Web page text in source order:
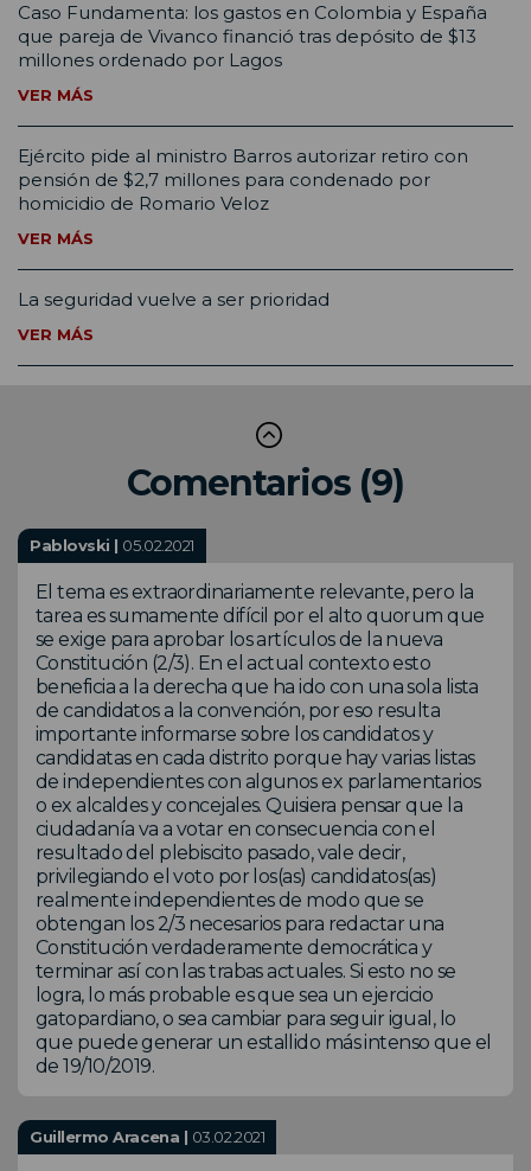
Caso Fundamenta: los gastos en Colombia y España
que pareja de Vivanco financió tras depósito de $13
millones ordenado por Lagos
VER MÁS
Ejército pide al ministro Barros autorizar retiro con
pensión de $2,7 millones para condenado por
homicidio de Romario Veloz
VER MÁS
La seguridad vuelve a ser prioridad
VER MÁS
Comentarios (9)
Pablovski | 05.02.2021
El tema es extraordinariamente relevante, pero la
tarea es sumamente difícil por el alto quorum que
se exige para aprobar los artículos de la nueva
Constitución (2/3). En el actual contexto esto
beneficia a la derecha que ha ido con una sola lista
de candidatos a la convención, por eso resulta
importante informarse sobre los candidatos y
candidatas en cada distrito porque hay varias listas
de independientes con algunos ex parlamentarios
o ex alcaldes y concejales. Quisiera pensar que la
ciudadanía va a votar en consecuencia con el
resultado del plebiscito pasado, vale decir,
privilegiando el voto por los(as) candidatos(as)
realmente independientes de modo que se
obtengan los 2/3 necesarios para redactar una
Constitución verdaderamente democrática y
terminar así con las trabas actuales. Si esto no se
logra, lo más probable es que sea un ejercicio
gatopardiano, o sea cambiar para seguir igual, lo
que puede generar un estallido más intenso que el
de 19/10/2019.
Guillermo Aracena | 03.02.2021